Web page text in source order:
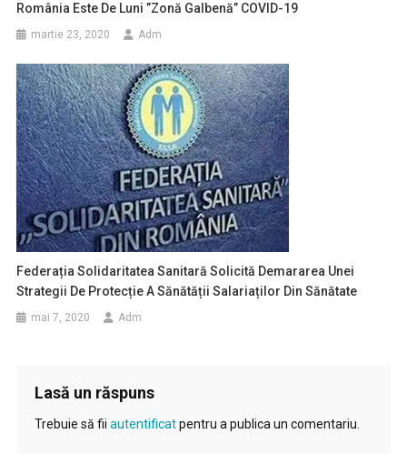
România Este De Luni ”zonă Galbenă” COVID-19
martie 23, 2020 Adm
Federația Solidaritatea Sanitară Solicită Demararea Unei
Strategii De Protecție A Sănătății Salariaților Din Sănătate
mai 7, 2020 Adm
Lasă un răspuns
Trebuie să fii autentificatpentru a publica un comentariu.